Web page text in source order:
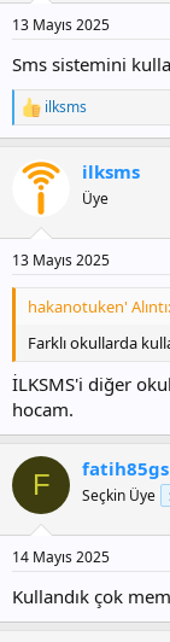
:
13 Mayıs 2025
Sms sistemini
T
e
k
:
ilksms
ilksms
Üye
13 Mayıs 2025
hakanotuken' Alıntı:
Farklı okullarda
İLKSMS'i diğer
hocam.
F fatih85gs
Seçkin Üye
14 Mayıs 2025
Kullandık çok